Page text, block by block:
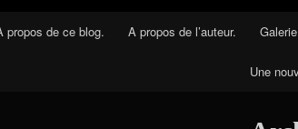
propos de ce blog. A propos de l’auteur.
Une